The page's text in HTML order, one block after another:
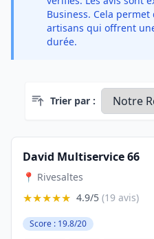
Business. Cela
artisans qui offrent
durée.
Trier par :
David Multiservice 66
📍 Rivesaltes
★★★★★ 4.9/5 (19 avis)
Score : 19.8/20